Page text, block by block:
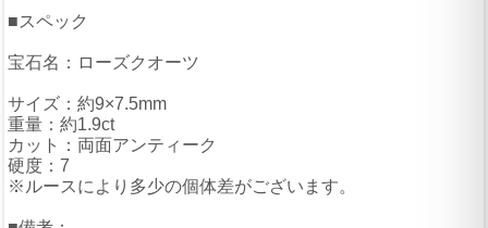
■スペック
宝石名：ローズクオーツ
サイズ：約9×7.5mm
重量：約1.9ct
カット：両面アンティーク
硬度：7
※ルースにより多少の個体差がございます。